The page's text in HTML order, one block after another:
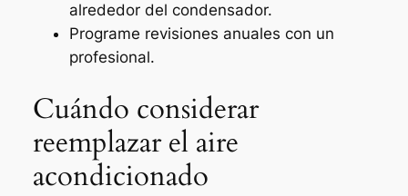
alrededor del condensador.
Programe revisiones anuales con un
profesional.
Cuándo considerar
reemplazar el aire
acondicionado